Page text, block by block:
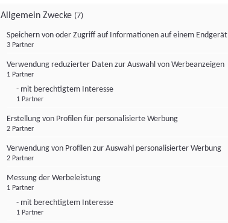
Allgemein Zwecke (7)
Speichern von oder Zugriff auf Informationen auf einem Endgerät
3 Partner
Verwendung reduzierter Daten zur Auswahl von Werbeanzeigen
1 Partner
- mit berechtigtem Interesse
1 Partner
Erstellung von Profilen für personalisierte Werbung
2 Partner
Verwendung von Profilen zur Auswahl personalisierter Werbung
2 Partner
Messung der Werbeleistung
1 Partner
- mit berechtigtem Interesse
1 Partner